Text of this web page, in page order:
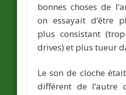
bonnes choses de
on essayait d’être
plus consistant
drives) et plus tueur
Le son de cloche
différent de l’autre